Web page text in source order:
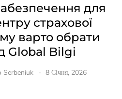
для
страхової
варто обрати
Global Bilgi
Serbeniuk 8 Січня, 2026